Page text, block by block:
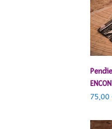
75,00